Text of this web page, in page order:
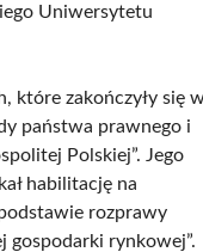
Uniwersytetu
które zakończyły się
państwa prawnego i
Polskiej”. Jego
habilitację na
rozprawy
gospodarki rynkowej”.